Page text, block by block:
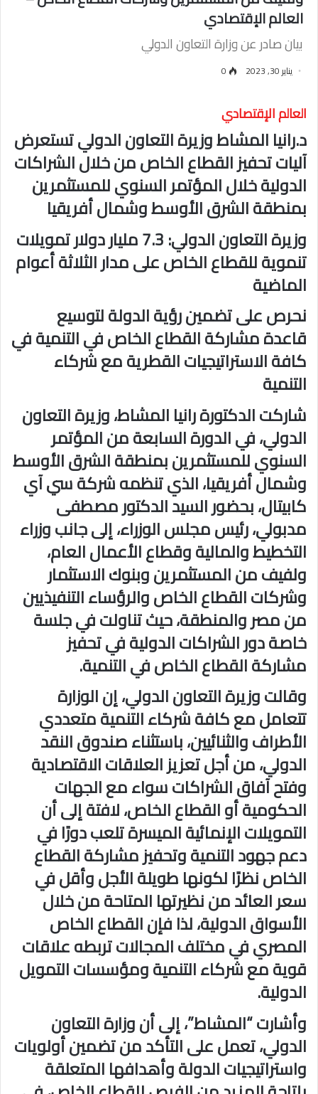
العالم الإقتصادي
بيان صادر عن وزارة التعاون الدولي
يناير 30, 2023 0
العالم الإقتصادي
د.رانيا المشاط وزيرة التعاون الدولي تستعرض
آليات تحفيز القطاع الخاص من خلال الشراكات
الدولية خلال المؤتمر السنوي للمستثمرين
بمنطقة الشرق الأوسط وشمال أفريقيا
وزيرة التعاون الدولي: 7.3 مليار دولار تمويلات
تنموية للقطاع الخاص على مدار الثلاثة أعوام
الماضية
نحرص على تضمين رؤية الدولة لتوسيع
قاعدة مشاركة القطاع الخاص في التنمية في
كافة الاستراتيجيات القطرية مع شركاء
التنمية
شاركت الدكتورة رانيا المشاط، وزيرة التعاون
الدولي، في الدورة السابعة من المؤتمر
السنوي للمستثمرين بمنطقة الشرق الأوسط
وشمال أفريقيا، الذي تنظمه شركة سي آي
كابيتال، بحضور السيد الدكتور مصطفى
مدبولي، رئيس مجلس الوزراء، إلى جانب وزراء
التخطيط والمالية وقطاع الأعمال العام،
ولفيف من المستثمرين وبنوك الاستثمار
وشركات القطاع الخاص والرؤساء التنفيذيين
من مصر والمنطقة، حيث تناولت في جلسة
خاصة دور الشراكات الدولية في تحفيز
مشاركة القطاع الخاص في التنمية.
وقالت وزيرة التعاون الدولي، إن الوزارة
تتعامل مع كافة شركاء التنمية متعددي
الأطراف والثنائيين، باستثناء صندوق النقد
الدولي، من أجل تعزيز العلاقات الاقتصادية
وفتح آفاق الشراكات سواء مع الجهات
الحكومية أو القطاع الخاص، لافتة إلى أن
التمويلات الإنمائية الميسرة تلعب دورًا في
دعم جهود التنمية وتحفيز مشاركة القطاع
الخاص نظرًا لكونها طويلة الأجل وأقل في
سعر العائد من نظيرتها المتاحة من خلال
الأسواق الدولية، لذا فإن القطاع الخاص
المصري في مختلف المجالات تربطه علاقات
قوية مع شركاء التنمية ومؤسسات التمويل
الدولية.
وأشارت “المشاط”، إلى أن وزارة التعاون
الدولي، تعمل على التأكد من تضمين أولويات
واستراتيجيات الدولة وأهدافها المتعلقة